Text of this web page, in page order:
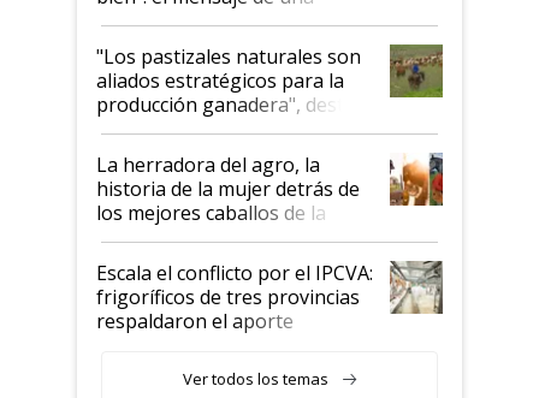
ganadera uruguaya sobre las
oportunidades que se abren
para el agro en Argentina, con
foco en la carne
"Los pastizales naturales son
aliados estratégicos para la
producción ganadera", destaca
la iniciativa que ya reúne a 46
establecimientos en Argentina
La herradora del agro, la
historia de la mujer detrás de
los mejores caballos de la
Argentina y los mitos que
todavía hacen sufrir a estos
animales: "Mientras me
descalificaban, yo seguí
haciendo currículum"
Escala el conflicto por el IPCVA:
frigoríficos de tres provincias
respaldaron el aporte
Ver todos los temas